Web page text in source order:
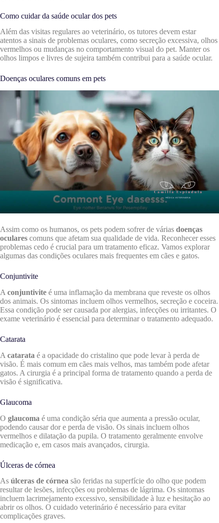
Como cuidar da saúde ocular dos pets
Além das visitas regulares ao veterinário, os tutores devem estar
atentos a sinais de problemas oculares, como secreção excessiva, olhos
vermelhos ou mudanças no comportamento visual do pet. Manter os
olhos limpos e livres de sujeira também contribui para a saúde ocular.
Doenças oculares comuns em pets
Assim como os humanos, os pets podem sofrer de várias doenças
oculares comuns que afetam sua qualidade de vida. Reconhecer esses
problemas cedo é crucial para um tratamento eficaz. Vamos explorar
algumas das condições oculares mais frequentes em cães e gatos.
Conjuntivite
A conjuntivite é uma inflamação da membrana que reveste os olhos
dos animais. Os sintomas incluem olhos vermelhos, secreção e coceira.
Essa condição pode ser causada por alergias, infecções ou irritantes. O
exame veterinário é essencial para determinar o tratamento adequado.
Catarata
A catarata é a opacidade do cristalino que pode levar à perda de
visão. É mais comum em cães mais velhos, mas também pode afetar
gatos. A cirurgia é a principal forma de tratamento quando a perda de
visão é significativa.
Glaucoma
O glaucoma é uma condição séria que aumenta a pressão ocular,
podendo causar dor e perda de visão. Os sinais incluem olhos
vermelhos e dilatação da pupila. O tratamento geralmente envolve
medicação e, em casos mais avançados, cirurgia.
Úlceras de córnea
As úlceras de córnea são feridas na superfície do olho que podem
resultar de lesões, infecções ou problemas de lágrima. Os sintomas
incluem lacrimejamento excessivo, sensibilidade à luz e hesitação ao
abrir os olhos. O cuidado veterinário é necessário para evitar
complicações graves.